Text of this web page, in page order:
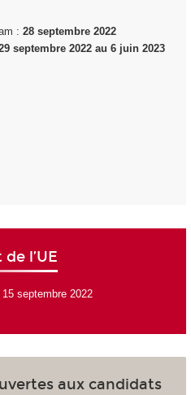
: 28 septembre 2022
septembre 2022 au 6 juin 2023
l’UE
septembre 2022
aux candidats